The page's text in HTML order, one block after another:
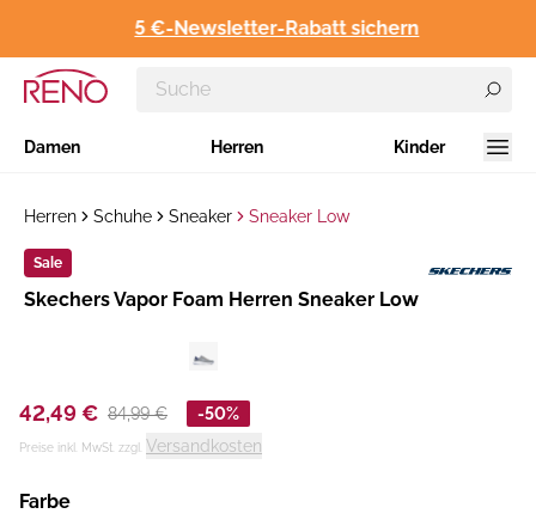
5 €-Newsletter-Rabatt sichern
Damen Herren Kinder
Herren Schuhe Sneaker Sneaker Low
Sale
Hersteller:
​Skechers Vapor Foam Herren Sneaker Low
42,49 € 84,99 € -50%
Preise inkl. MwSt. zzgl. Versandkosten
Farbe